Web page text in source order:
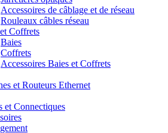
Accessoires de câblage et de réseau
Rouleaux câbles réseau
Coffrets
Baies
Coffrets
Accessoires Baies et Coffrets
et Routeurs Ethernet
et Connectiques